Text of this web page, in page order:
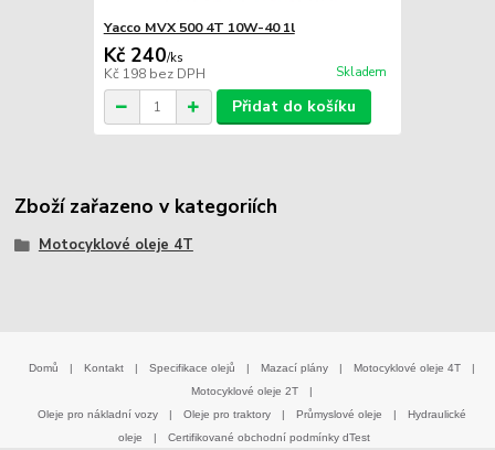
Yacco MVX 500 4T 10W-40 1l
Kč 240/ks
Kč 198 bez DPH Skladem
Přidat do košíku
Zboží zařazeno v kategoriích
Motocyklové oleje 4T
Domů | Kontakt | Specifikace olejů | Mazací plány | Motocyklové oleje 4T
|
Motocyklové oleje 2T
|
Oleje pro nákladní vozy
| Oleje pro traktory | Průmyslové oleje |
Hydraulické
oleje
| Certifikované obchodní podmínky dTest